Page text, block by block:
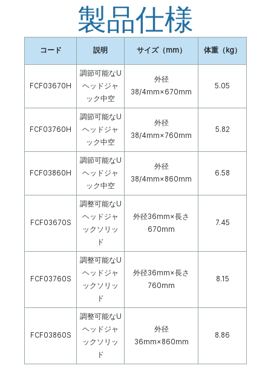
製品仕様
コード 説明 サイズ（mm） 体重（kg）
FCF03670H
調節可能なU
ヘッドジャ
ック中空
外径
38/4mm×670mm
5.05
FCF03760H
調節可能なU
ヘッドジャ
ック中空
外径
38/4mm×760mm
5.82
FCF03860H
調節可能なU
ヘッドジャ
ック中空
外径
38/4mm×860mm
6.58
FCF03670S
調整可能なU
ヘッドジャ
ックソリッ
ド
外径36mm×長さ
670mm
7.45
FCF03760S
調整可能なU
ヘッドジャ
ックソリッ
ド
外径36mm×長さ
760mm
8.15
FCF03860S
調整可能なU
ヘッドジャ
ックソリッ
ド
外径
36mm×860mm
8.86